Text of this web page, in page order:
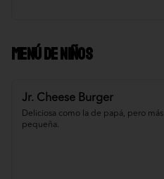
Menú de niños
Jr. Cheese Burger
Deliciosa como la de papá, pero más
pequeña.